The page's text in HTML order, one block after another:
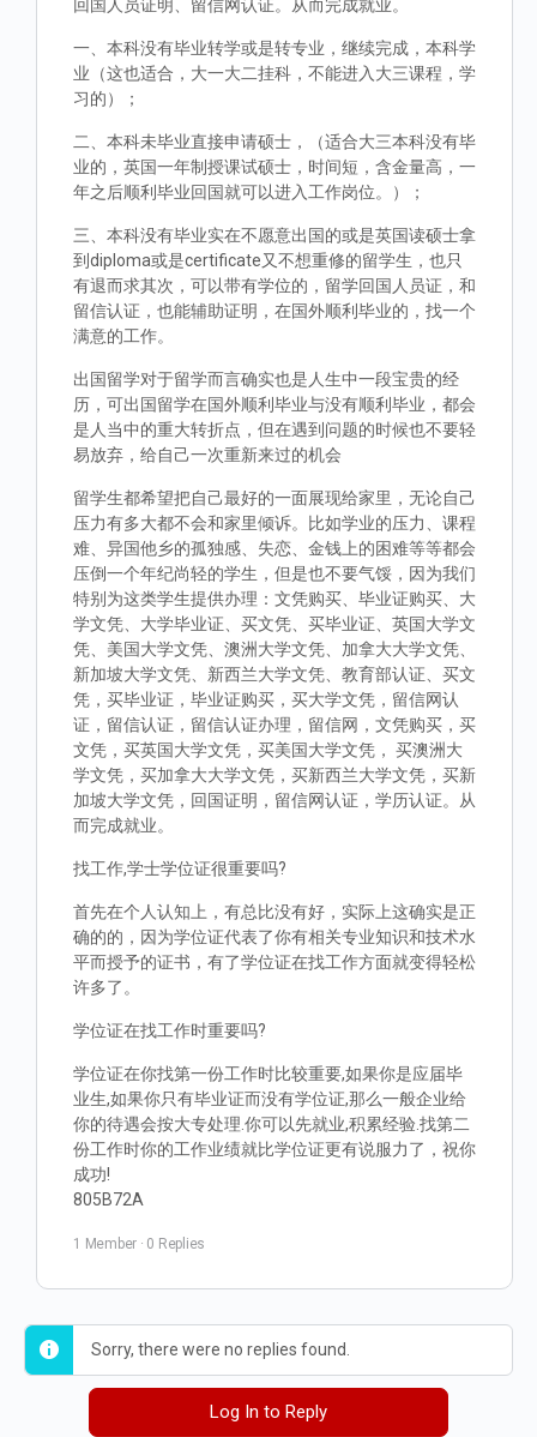
回国人员证明、留信网认证。从而完成就业。
一、本科没有毕业转学或是转专业，继续完成，本科学
业（这也适合，大一大二挂科，不能进入大三课程，学
习的）；
二、本科未毕业直接申请硕士，（适合大三本科没有毕
业的，英国一年制授课试硕士，时间短，含金量高，一
年之后顺利毕业回国就可以进入工作岗位。）；
三、本科没有毕业实在不愿意出国的或是英国读硕士拿
到diploma或是certificate又不想重修的留学生，也只
有退而求其次，可以带有学位的，留学回国人员证，和
留信认证，也能辅助证明，在国外顺利毕业的，找一个
满意的工作。
出国留学对于留学而言确实也是人生中一段宝贵的经
历，可出国留学在国外顺利毕业与没有顺利毕业，都会
是人当中的重大转折点，但在遇到问题的时候也不要轻
易放弃，给自己一次重新来过的机会
留学生都希望把自己最好的一面展现给家里，无论自己
压力有多大都不会和家里倾诉。比如学业的压力、课程
难、异国他乡的孤独感、失恋、金钱上的困难等等都会
压倒一个年纪尚轻的学生，但是也不要气馁，因为我们
特别为这类学生提供办理：文凭购买、毕业证购买、大
学文凭、大学毕业证、买文凭、买毕业证、英国大学文
凭、美国大学文凭、澳洲大学文凭、加拿大大学文凭、
新加坡大学文凭、新西兰大学文凭、教育部认证、买文
凭，买毕业证，毕业证购买，买大学文凭，留信网认
证，留信认证，留信认证办理，留信网，文凭购买，买
文凭，买英国大学文凭，买美国大学文凭， 买澳洲大
学文凭，买加拿大大学文凭，买新西兰大学文凭，买新
加坡大学文凭，回国证明，留信网认证，学历认证。从
而完成就业。
找工作,学士学位证很重要吗?
首先在个人认知上，有总比没有好，实际上这确实是正
确的的，因为学位证代表了你有相关专业知识和技术水
平而授予的证书，有了学位证在找工作方面就变得轻松
许多了。
学位证在找工作时重要吗?
学位证在你找第一份工作时比较重要,如果你是应届毕
业生,如果你只有毕业证而没有学位证,那么一般企业给
你的待遇会按大专处理.你可以先就业,积累经验.找第二
份工作时你的工作业绩就比学位证更有说服力了，祝你
成功!
805B72A
1 Member · 0 Replies
Sorry, there were no replies found.
Log In to Reply